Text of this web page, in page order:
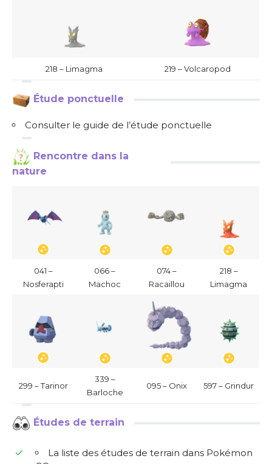
218 – Limagma 219 – Volcaropod
Étude ponctuelle
Consulter le guide de l’étude ponctuelle
Rencontre dans la
nature
041 –
Nosferapti
066 –
Machoc
074 –
Racaillou
218 –
Limagma
299 – Tarinor
339 –
Barloche
095 – Onix 597 – Grindur
Études de terrain
La liste des études de terrain dans Pokémon